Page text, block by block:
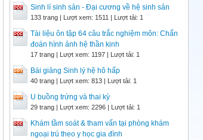
Sinh lí sinh sản - Đại cương về hệ sinh sản
133 trang | Lượt xem: 1511 | Lượt tải: 1
Tài liệu ôn tập 64 câu trắc nghiệm môn: Chẩn
đoán hình ảnh hệ thần kinh
17 trang | Lượt xem: 1197 | Lượt tải: 1
Bài giảng Sinh lý hệ hô hấp
40 trang | Lượt xem: 813 | Lượt tải: 1
U buồng trứng và thai kỳ
29 trang | Lượt xem: 2296 | Lượt tải: 1
Khám tầm soát & tham vấn tại phòng khám
ngoại trú theo y học gia đình